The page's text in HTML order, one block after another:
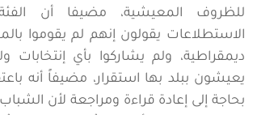
للظروف المعيشية، مضيفا أن
الاستطلاعات يقولون إنهم لم يقوموا
ديمقراطية، ولم يشاركوا بأي إنتخابات
يعيشون ببلد بها استقرار، مضيفاً أنه
بحاجة إلى إعادة قراءة ومراجعة لأن